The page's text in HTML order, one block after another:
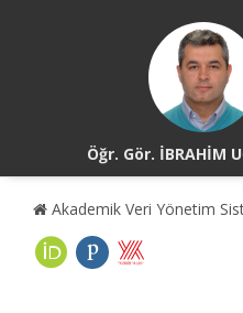
Öğr. Gör. İBRAHİM
Akademik Veri Yönetim